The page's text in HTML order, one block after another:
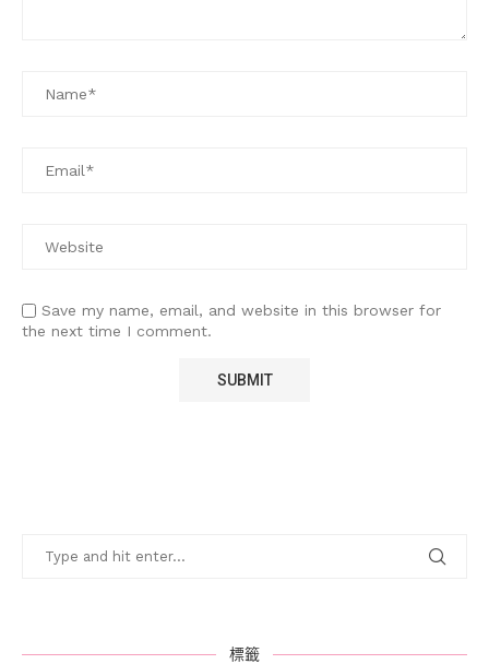
Save my name, email, and website in this browser for
the next time I comment.
標籤